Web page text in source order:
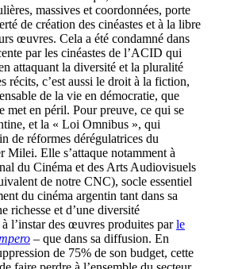
massives et coordonnées, porte
de création des cinéastes et à la libre
œuvres. Cela a été condamné dans
par les cinéastes de l’ACID qui
attaquant la diversité et la pluralité
récits, c’est aussi le droit à la fiction,
de la vie en démocratie, que
met en péril. Pour preuve, ce qui se
et la « Loi Omnibus », qui
de réformes dérégulatrices du
Milei. Elle s’attaque notamment à
du Cinéma et des Arts Audiovisuels
de notre CNC), socle essentiel
du cinéma argentin tant dans sa
richesse et d’une diversité
l’instar des œuvres produites parle
– que dans sa diffusion. En
de 75% de son budget, cette